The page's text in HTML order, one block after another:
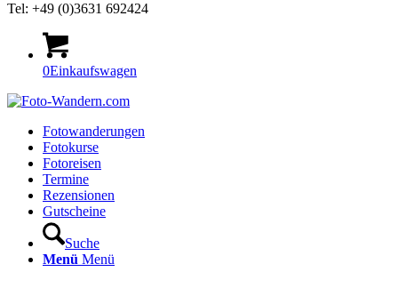
Tel: +49 (0)3631 692424
0Einkaufswagen
Fotowanderungen
Fotokurse
Fotoreisen
Termine
Rezensionen
Gutscheine
Suche
Menü Menü